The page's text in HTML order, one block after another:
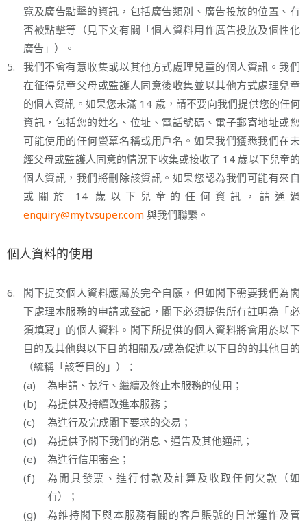
覽及廣告點擊的資訊，包括廣告類別、廣告投放的位置、有
否被點擊等（見下文有關「個人資料用作廣告投放及個性化
廣告」）。
5.
我們不會有意收集或以其他方式處理兒童的個人資訊。我們
在征得兒童父母或監護人同意後收集並以其他方式處理兒童
的個人資訊。如果您未滿 14 歲，請不要向我們提供您的任何
資訊，包括您的姓名、位址、電話號碼、電子郵寄地址或您
可能使用的任何螢幕名稱或用戶名。如果我們獲悉我們在未
經父母或監護人同意的情況下收集或接收了 14 歲以下兒童的
個人資訊，我們將刪除該資訊。如果您認為我們可能有來自
或關於 14 歲以下兒童的任何資訊，請通過
enquiry@mytvsuper.com 與我們聯繫。
個人資料的使用
6.
閣下提交個人資料應屬於完全自願，但如閣下需要我們為閣
下處理本服務的申請或登記，閣下必須提供所有註明為「必
須填寫」的個人資料。閣下所提供的個人資料將會用於以下
目的及其他與以下目的相關及/或為促進以下目的的其他目的
（統稱「該等目的」）：
(a)
為申請、執行、繼續及終止本服務的使用；
(b)
為提供及持續改進本服務；
(c)
為進行及完成閣下要求的交易；
(d)
為提供予閣下我們的消息、通告及其他通訊；
(e)
為進行信用審查；
(f)
為開具發票、進行付款及計算及收取任何欠款（如
有）；
(g)
為維持閣下與本服務有關的客戶賬號的日常運作及管